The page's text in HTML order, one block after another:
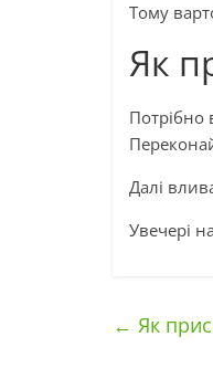
Тому
Як
Потрібно
Далі
Увечері
← Як